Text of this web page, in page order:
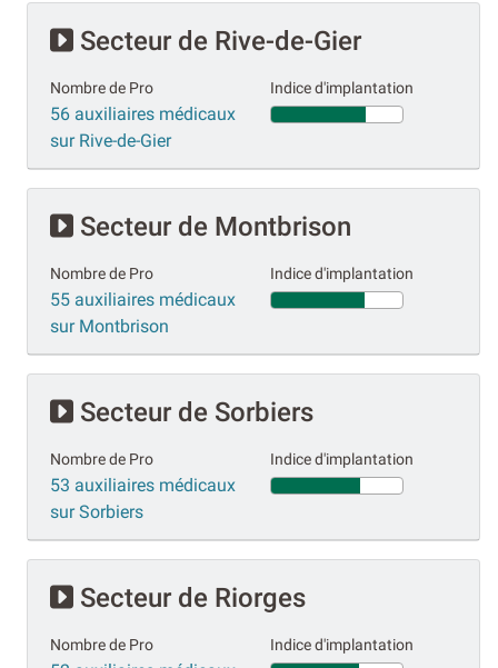
Secteur de Rive-de-Gier
Nombre de Pro
56 auxiliaires médicaux
sur Rive-de-Gier
Indice d'implantation
Secteur de Montbrison
Nombre de Pro
55 auxiliaires médicaux
sur Montbrison
Indice d'implantation
Secteur de Sorbiers
Nombre de Pro
53 auxiliaires médicaux
sur Sorbiers
Indice d'implantation
Secteur de Riorges
Nombre de Pro Indice d'implantation